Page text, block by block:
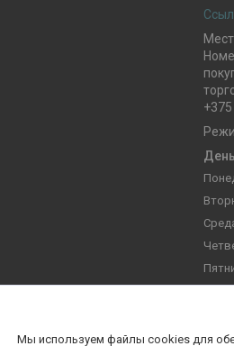
День
Мы используем файлы cookies для